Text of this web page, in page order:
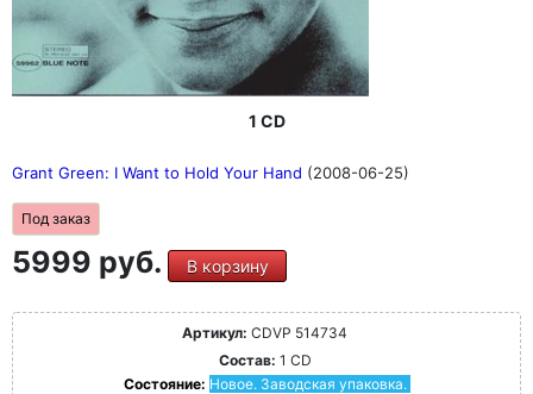
1 CD
Grant Green: I Want to Hold Your Hand (2008-06-25)
Под заказ
5999 руб. В корзину
Артикул: CDVP 514734
Состав: 1 CD
Состояние: Новое. Заводская упаковка.